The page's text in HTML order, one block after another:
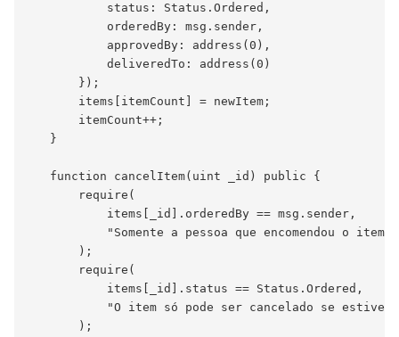
           status: Status.Ordered,
           orderedBy: msg.sender,
           approvedBy: address(0),
           deliveredTo: address(0)
       });
       items[itemCount] = newItem;
       itemCount++;
   }
   function cancelItem(uint _id) public {
       require(
           items[_id].orderedBy == msg.sender,
"Somente a pessoa que encomendou o item
       );
       require(
           items[_id].status == Status.Ordered,
"O item só pode ser cancelado se estiver
       );